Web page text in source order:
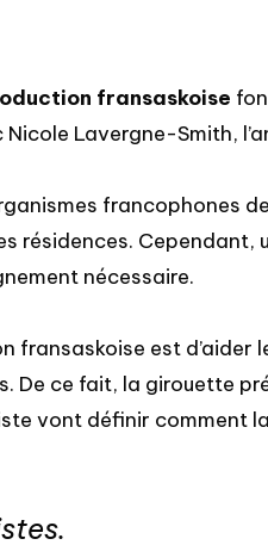
fransaskoise
Lavergne-Smith,
francophones
résidences.
nécessaire.
fransaskoise est
De ce fait, la girouette
vont définir comment